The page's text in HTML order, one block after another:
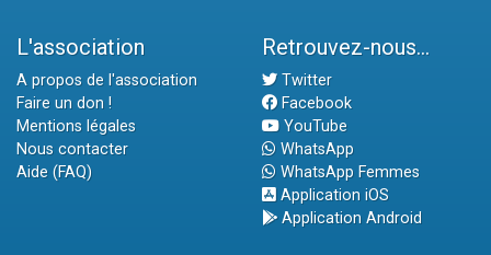
L'association
A propos de l'association
Faire un don !
Mentions légales
Nous contacter
Aide (FAQ)
Retrouvez-nous...
Twitter
Facebook
YouTube
WhatsApp
WhatsApp Femmes
Application iOS
Application Android